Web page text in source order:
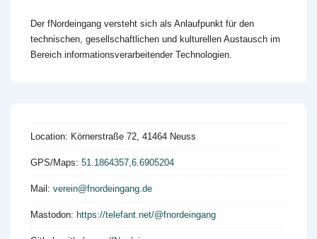
Der fNordeingang versteht sich als Anlaufpunkt für den
technischen, gesellschaftlichen und kulturellen Austausch im
Bereich informationsverarbeitender Technologien.
Location: Körnerstraße 72, 41464 Neuss
GPS/Maps: 51.1864357,6.6905204
Mail: verein@fnordeingang.de
Mastodon: https://telefant.net/@fnordeingang